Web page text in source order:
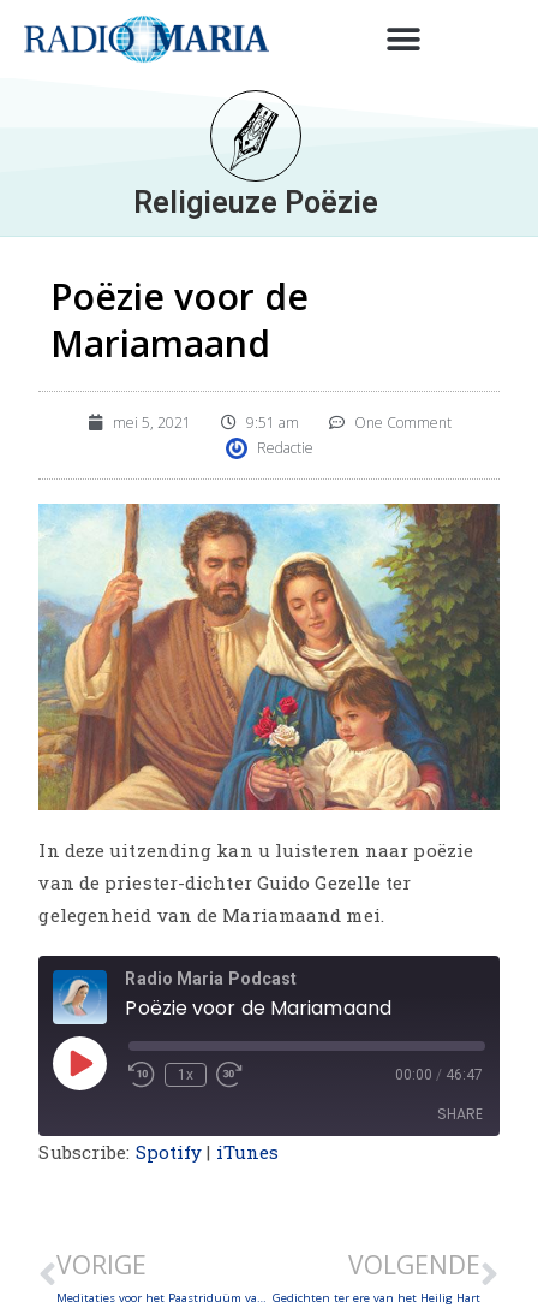
Religieuze Poëzie
Poëzie voor de
Mariamaand
mei 5, 2021 9:51 am
One Comment
Redactie
In deze uitzending kan u luisteren naar poëzie
van de priester-dichter Guido Gezelle ter
gelegenheid van de Mariamaand mei.
Radio Maria Podcast
Poëzie voor de Mariamaand
1x 00:00 / 46:47
SHARE
Subscribe: Spotify | iTunes
VORIGE
Meditaties voor het Paastriduüm van Guido Gezelle
VOLGENDE
Gedichten ter ere van het Heilig Hart